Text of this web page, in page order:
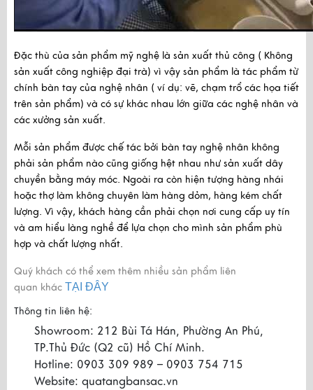
Đặc thù của sản phẩm mỹ nghệ là sản xuất thủ công ( Không
sản xuất công nghiệp đại trà) vì vậy sản phẩm là tác phẩm từ
chính bàn tay của nghệ nhân ( ví dụ: vẽ, chạm trổ các họa tiết
trên sản phẩm) và có sự khác nhau lớn giữa các nghệ nhân và
các xưởng sản xuất.
Mỗi sản phẩm được chế tác bởi bàn tay nghệ nhân không
phải sản phẩm nào cũng giống hệt nhau như sản xuất dây
chuyền bằng máy móc. Ngoài ra còn hiện tượng hàng nhái
hoặc thợ làm không chuyên làm hàng dỏm, hàng kém chất
lượng. Vì vậy, khách hàng cần phải chọn nơi cung cấp uy tín
và am hiểu làng nghề để lựa chọn cho mình sản phẩm phù
hợp và chất lượng nhất.
Quý khách có thể xem thêm nhiều sản phẩm liên
quan khác TẠI ĐÂY
Thông tin liên hệ:
Showroom: 212 Bùi Tá Hán, Phường An Phú,
TP.Thủ Đức (Q2 cũ) Hồ Chí Minh.
Hotline: 0903 309 989 – 0903 754 715
Website: quatangbansac.vn